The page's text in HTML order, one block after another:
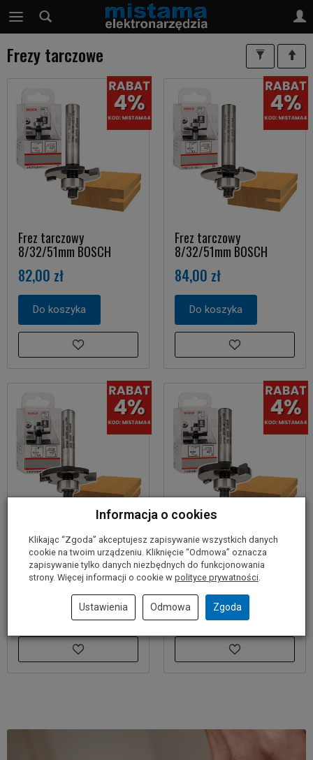
Frezy tarczowe
Frez tarczowy
8/32/51mm BOSCH
82,00 zł
Do koszyka
Frez tarczowy
8/32/51mm BOSCH
84,00 zł
Do koszyka
Frez tarczowy
8/32/51mm BOSCH
85,00 zł
Do koszyka
Frez tarczowy
8/32/51mm BOSCH
89,00 zł
Do koszyka
Informacja o cookies
Klikając “Zgoda” akceptujesz zapisywanie wszystkich danych
cookie na twoim urządzeniu. Kliknięcie “Odmowa” oznacza
zapisywanie tylko danych niezbędnych do funkcjonowania
strony. Więcej informacji o cookie w polityce prywatności.
Ustawienia Odmowa Zgoda